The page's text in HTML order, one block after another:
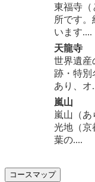
東福寺（
所です
います....
天龍寺
世界遺産
跡・特別
あり、オ
嵐山
嵐山（
光地（京
葉の....
コースマップ